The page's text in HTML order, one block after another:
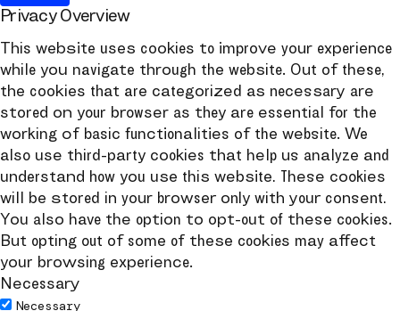
Privacy Overview
This website uses cookies to improve your experience
while you navigate through the website. Out of these,
the cookies that are categorized as necessary are
stored on your browser as they are essential for the
working of basic functionalities of the website. We
also use third-party cookies that help us analyze and
understand how you use this website. These cookies
will be stored in your browser only with your consent.
You also have the option to opt-out of these cookies.
But opting out of some of these cookies may affect
your browsing experience.
Necessary
Necessary